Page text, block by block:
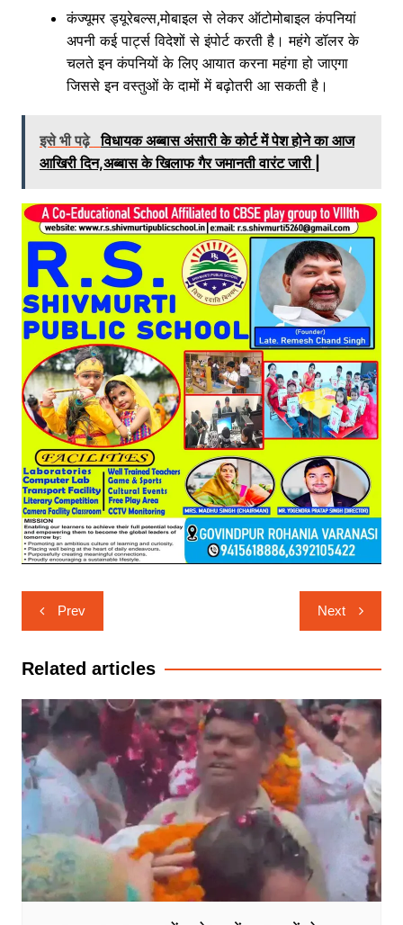
कंज्यूमर ड्यूरेबल्स,मोबाइल से लेकर ऑटोमोबाइल कंपनियां
अपनी कई पार्ट्स विदेशों से इंपोर्ट करती है। महंगे डॉलर के
चलते इन कंपनियों के लिए आयात करना महंगा हो जाएगा
जिससे इन वस्तुओं के दामों में बढ़ोतरी आ सकती है।
इसे भी पढ़े विधायक अब्बास अंसारी के कोर्ट में पेश होने का आज
आखिरी दिन,अब्बास के खिलाफ गैर जमानती वारंट जारी |
Post
navigation
Prev Next
Related articles